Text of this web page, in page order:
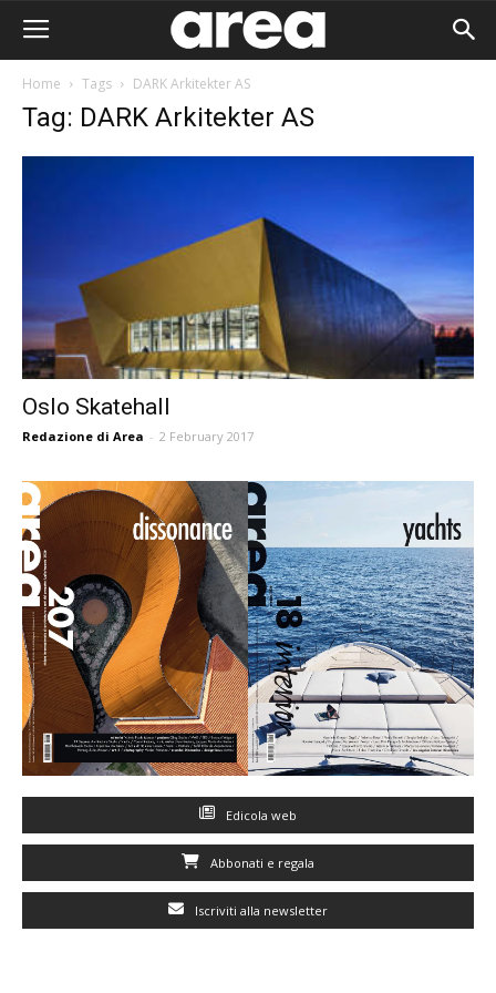
Home Tags DARK Arkitekter AS
Tag: DARK Arkitekter AS
Oslo Skatehall
Redazione di Area - 2 February 2017
Edicola web
Abbonati e regala
Iscriviti alla newsletter